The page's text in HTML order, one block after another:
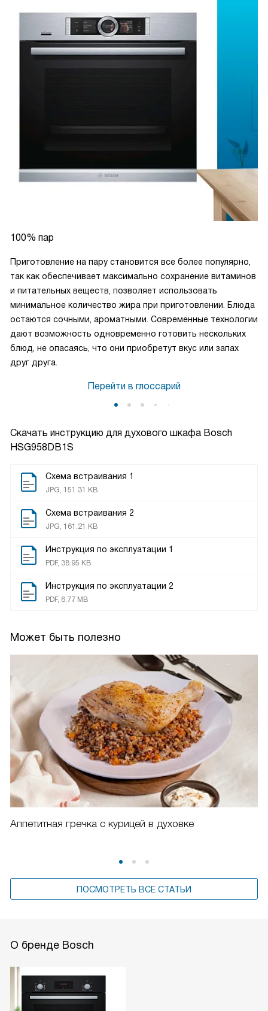
Скачать инструкцию для духового шкафа Bosch
HSG958DB1S
Схема встраивания 1
JPG, 151.31 KB
Схема встраивания 2
JPG, 161.21 KB
Инструкция по эксплуатации 1
PDF, 38.95 KB
Инструкция по эксплуатации 2
PDF, 6.77 MB
Может быть полезно
Аппетитная гречка с курицей в духовке
ПОСМОТРЕТЬ ВСЕ СТАТЬИ
100% пар
Приготовление на пару становится все более популярно,
так как обеспечивает максимально сохранение витаминов
и питательных веществ, позволяет использовать
минимальное количество жира при приготовлении. Блюда
остаются сочными, ароматными. Современные технологии
дают возможность одновременно готовить нескольких
блюд, не опасаясь, что они приобретут вкус или запах
друг друга.
Перейти в глоссарий
О бренде Bosch